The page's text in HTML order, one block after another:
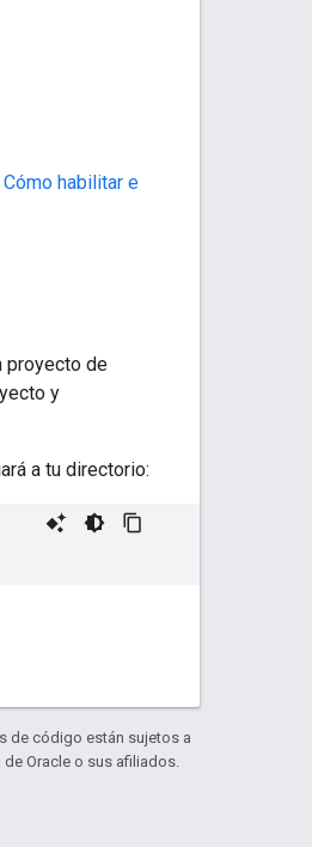
Cómo habilitar e
proyecto de
y
a tu directorio:
de código están sujetos a
de Oracle o sus afiliados.